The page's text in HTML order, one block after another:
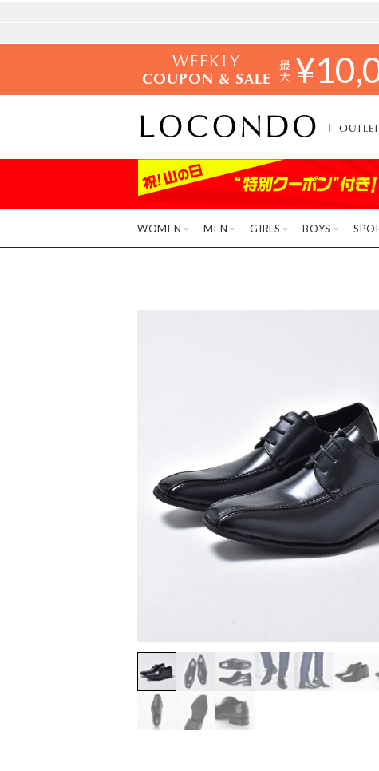
WEEKLY
COUPON & SALE ¥
OUTLET
WOMEN MEN GIRLS BOYS